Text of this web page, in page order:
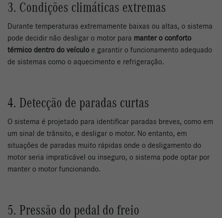
3. Condições climáticas extremas
Durante temperaturas extremamente baixas ou altas, o sistema
pode decidir não desligar o motor para manter o conforto
térmico dentro do veículo e garantir o funcionamento adequado
de sistemas como o aquecimento e refrigeração.
4. Detecção de paradas curtas
O sistema é projetado para identificar paradas breves, como em
um sinal de trânsito, e desligar o motor. No entanto, em
situações de paradas muito rápidas onde o desligamento do
motor seria impraticável ou inseguro, o sistema pode optar por
manter o motor funcionando.
5. Pressão do pedal do freio